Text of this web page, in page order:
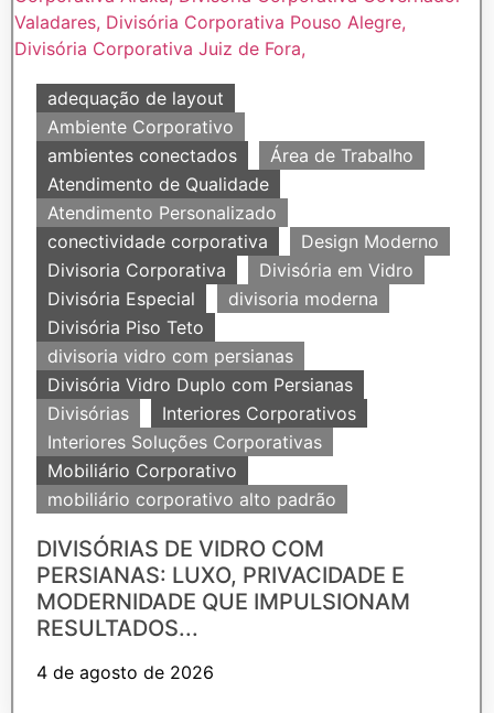
adequação de layout
Ambiente Corporativo
ambientes conectados
Área de Trabalho
Atendimento de Qualidade
Atendimento Personalizado
conectividade corporativa
Design Moderno
Divisoria Corporativa
Divisória em Vidro
Divisória Especial
divisoria moderna
Divisória Piso Teto
divisoria vidro com persianas
Divisória Vidro Duplo com Persianas
Divisórias
Interiores Corporativos
Interiores Soluções Corporativas
Mobiliário Corporativo
mobiliário corporativo alto padrão
DIVISÓRIAS DE VIDRO COM
PERSIANAS: LUXO, PRIVACIDADE E
MODERNIDADE QUE IMPULSIONAM
RESULTADOS...
4 de agosto de 2026